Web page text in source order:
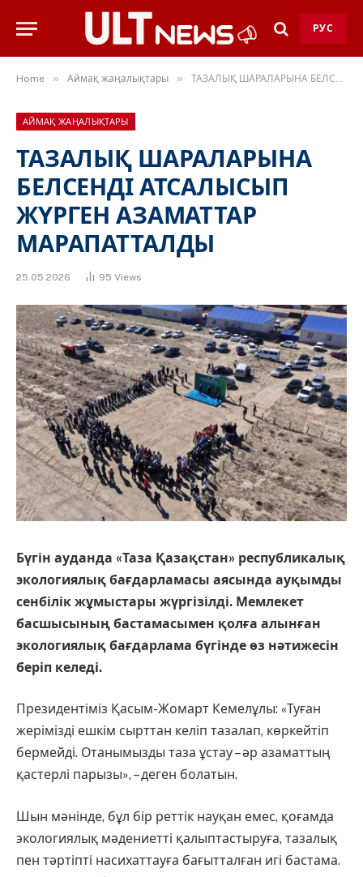
РУС
Home » Аймақ жаңалықтары » ТАЗАЛЫҚ ШАРАЛАРЫНА БЕЛСЕНДІ АТСАЛЫСЫП ЖҮРГЕН АЗАМАТТАР МАРАПАТТАЛДЫ
АЙМАҚ ЖАҢАЛЫҚТАРЫ
ТАЗАЛЫҚ ШАРАЛАРЫНА
БЕЛСЕНДІ АТСАЛЫСЫП
ЖҮРГЕН АЗАМАТТАР
МАРАПАТТАЛДЫ
25.05.2026 95 Views
Бүгін ауданда «Таза Қазақстан» республикалық
экологиялық бағдарламасы аясында ауқымды
сенбілік жұмыстары жүргізілді. Мемлекет
басшысының бастамасымен қолға алынған
экологиялық бағдарлама бүгінде өз нәтижесін
беріп келеді.
Президентіміз Қасым-Жомарт Кемелұлы: «Туған
жерімізді ешкім сырттан келіп тазалап, көркейтіп
бермейді. Отанымызды таза ұстау – әр азаматтың
қастерлі парызы», – деген болатын.
Шын мәнінде, бұл бір реттік науқан емес, қоғамда
экологиялық мәдениетті қалыптастыруға, тазалық
пен тәртіпті насихаттауға бағытталған игі бастама.